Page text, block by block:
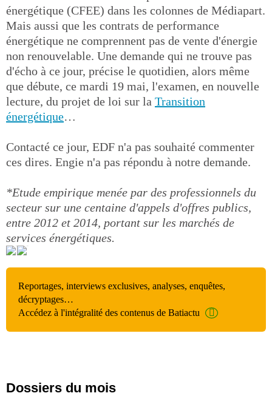
énergétique (CFEE) dans les colonnes de Médiapart.
Mais aussi que les contrats de performance
énergétique ne comprennent pas de vente d'énergie
non renouvelable. Une demande qui ne trouve pas
d'écho à ce jour, précise le quotidien, alors même
que débute, ce mardi 19 mai, l'examen, en nouvelle
lecture, du projet de loi sur la Transition
énergétique…
Contacté ce jour, EDF n'a pas souhaité commenter
ces dires. Engie n'a pas répondu à notre demande.
*Etude empirique menée par des professionnels du
secteur sur une centaine d'appels d'offres publics,
entre 2012 et 2014, portant sur les marchés de
services énergétiques.
Reportages, interviews exclusives, analyses, enquêtes,
décryptages…
Accédez à l'intégralité des contenus de Batiactu
Dossiers du mois